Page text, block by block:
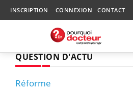
INSCRIPTION CONNEXION CONTACT
QUESTION D'ACTU
Réforme